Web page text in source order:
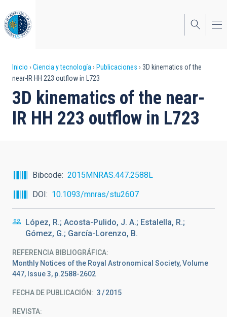
al
contenido
principal
Sobrescribir
enlaces
de
ayuda
navegación
Inicio Ciencia y tecnología Publicaciones
3D kinematics of the
near-IR HH 223 outflow in L723
3D kinematics of the near-
IR HH 223 outflow in L723
Bibcode
2015MNRAS.447.2588L
DOI
10.1093/mnras/stu2607
López, R.; Acosta-Pulido, J. A.; Estalella, R.;
Gómez, G.; García-Lorenzo, B.
REFERENCIA BIBLIOGRÁFICA
Monthly Notices of the Royal Astronomical Society, Volume
447, Issue 3, p.2588-2602
FECHA DE PUBLICACIÓN: 3 2015
REVISTA